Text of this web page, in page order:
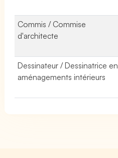
Commis / Commise
d'architecte
Dessinateur / Dessinatrice en
aménagements intérieurs